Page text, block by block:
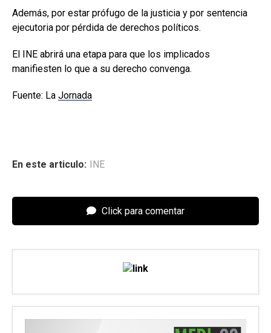
Además, por estar prófugo de la justicia y por sentencia
ejecutoria por pérdida de derechos políticos.
El INE abrirá una etapa para que los implicados
manifiesten lo que a su derecho convenga.
Fuente: La Jornada
En este articulo: INE
Click para comentar